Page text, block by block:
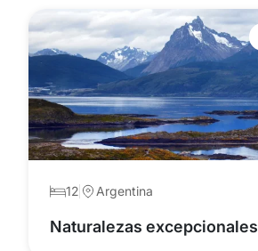
12 Argentina
Naturalezas excepcionales